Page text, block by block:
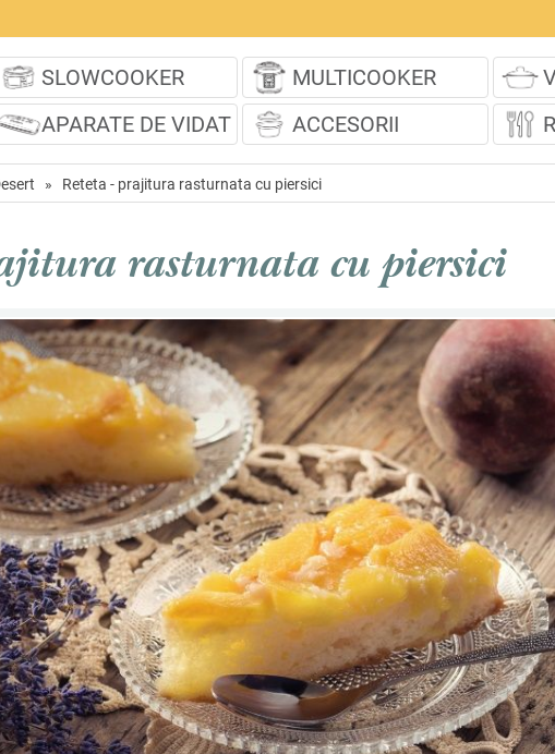
SLOWCOOKER MULTICOOKER
APARATE DE VIDAT
ACCESORII
» Reteta - prajitura rasturnata cu piersici
rasturnata cu piersici